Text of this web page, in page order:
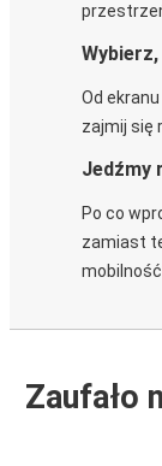
Od
zajmij się
Jedźmy
Po co
zamiast
Zaufało